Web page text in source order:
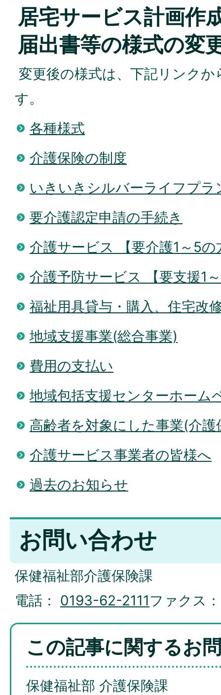
居宅サービス計画作
届出書等の様式の変
変更後の様式は、下記リンク
す。
各種様式
介護保険の制度
いきいきシルバーライフプラ
要介護認定申請の手続き
介護サービス 【要介護1～5の
介護予防サービス 【要支援1
福祉用具貸与・購入、住宅改
地域支援事業(総合事業)
費用の支払い
地域包括支援センターホーム
高齢者を対象にした事業(介
介護サービス事業者の皆様へ
過去のお知らせ
お問い合わせ
保健福祉部介護保険課
電話： 0193-62-2111ファクス
この記事に関するお
保健福祉部 介護保険課